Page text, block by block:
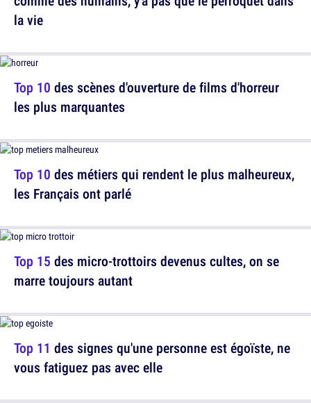
la vie
Top 10 des métiers qui rendent le plus malheureux,
les Français ont parlé
Top 11 des signes qu'une personne est égoïste, ne
vous fatiguez pas avec elle
Top 10 des scènes d'ouverture de films d'horreur
les plus marquantes
Top 15 des micro-trottoirs devenus cultes, on se
marre toujours autant